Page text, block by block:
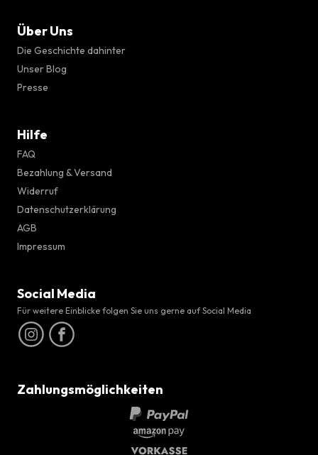
Über Uns
Die Geschichte dahinter
Unser Blog
Presse
Hilfe
FAQ
Bezahlung & Versand
Widerruf
Datenschutzerklärung
AGB
Impressum
Social Media
Für weitere Einblicke folgen Sie uns gerne auf Social Media
Zahlungsmöglichkeiten